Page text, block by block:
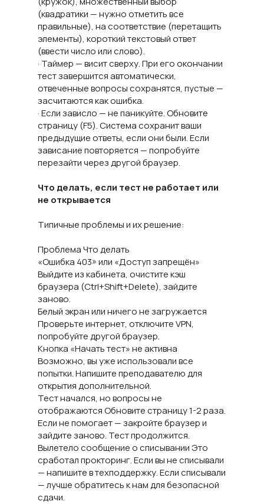
(квадратики — нужно отметить все
правильные), на соответствие (перетащить
элементы), короткий текстовый ответ
(ввести число или слово).
· Таймер — висит сверху. При его окончании
тест завершится автоматически,
отвеченные вопросы сохранятся, пустые —
засчитаются как ошибка.
· Если зависло — не паникуйте. Обновите
страницу (F5). Система сохранит ваши
предыдущие ответы, если они были. Если
зависание повторяется — попробуйте
перезайти через другой браузер.
Что делать, если тест не работает или
не открывается
Типичные проблемы и их решение:
Проблема Что делать
«Ошибка 403» или «Доступ запрещён»
Выйдите из кабинета, очистите кэш
браузера (Ctrl+Shift+Delete), зайдите
заново.
Белый экран или ничего не загружается
Проверьте интернет, отключите VPN,
попробуйте другой браузер.
Кнопка «Начать тест» не активна
Возможно, вы уже использовали все
попытки. Напишите преподавателю для
открытия дополнительной.
Тест начался, но вопросы не
отображаются Обновите страницу 1-2 раза.
Если не помогает — закройте браузер и
зайдите заново. Тест продолжится.
Вылетело сообщение о списывании Это
сработал прокторинг. Если вы не списывали
— напишите в техподдержку. Если списывали
— лучше обратитесь к нам для безопасной
сдачи.